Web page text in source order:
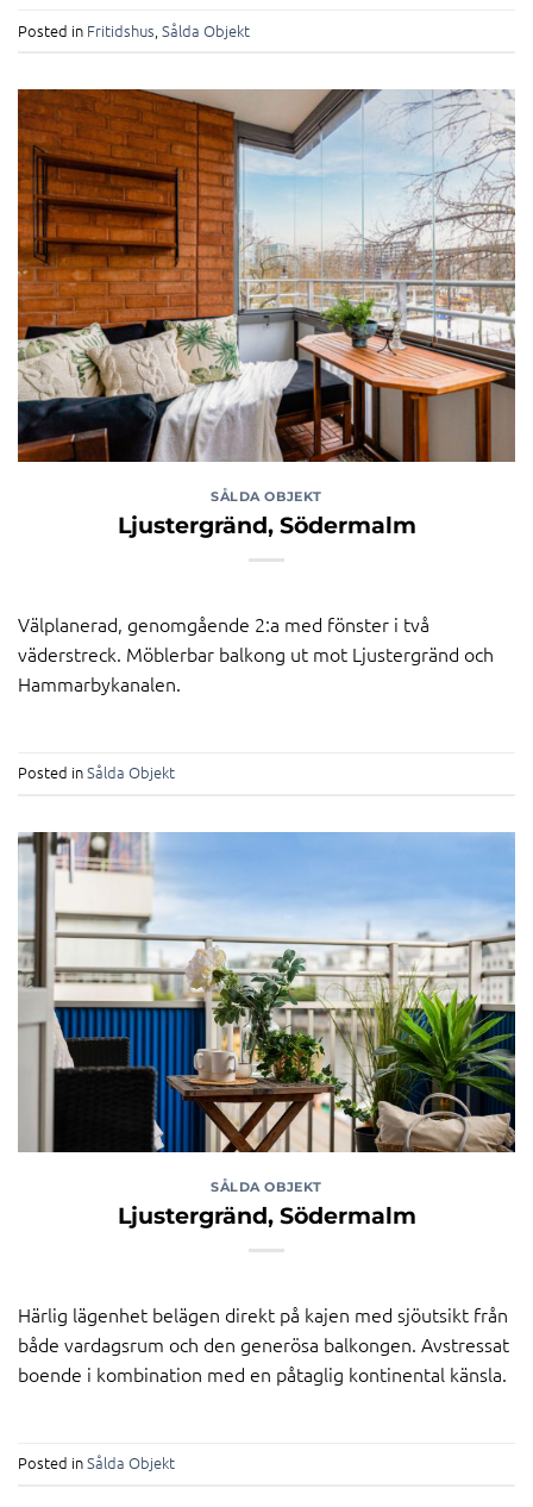
Posted in Fritidshus Sålda Objekt
SÅLDA OBJEKT
Ljustergränd, Södermalm
Välplanerad, genomgående 2:a med fönster i två
väderstreck. Möblerbar balkong ut mot Ljustergränd och
Hammarbykanalen.
Posted inSålda Objekt
SÅLDA OBJEKT
Ljustergränd, Södermalm
Härlig lägenhet belägen direkt på kajen med sjöutsikt från
både vardagsrum och den generösa balkongen. Avstressat
boende i kombination med en påtaglig kontinental känsla.
Posted inSålda Objekt